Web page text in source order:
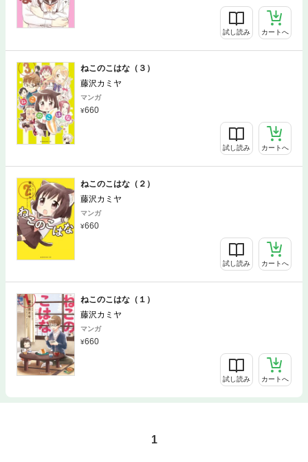
試し読み カートへ
ねこのこはな（３）
藤沢カミヤ
マンガ
660
試し読み カートへ
ねこのこはな（２）
藤沢カミヤ
マンガ
660
試し読み カートへ
ねこのこはな（１）
藤沢カミヤ
マンガ
660
試し読み カートへ
1